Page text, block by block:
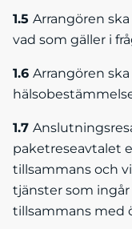
1.5 Arrangören
vad som gäller i
1.6 Arrangören
1.7
paketreseavtalet
tillsammans och
tjänster som ingår
tillsammans med